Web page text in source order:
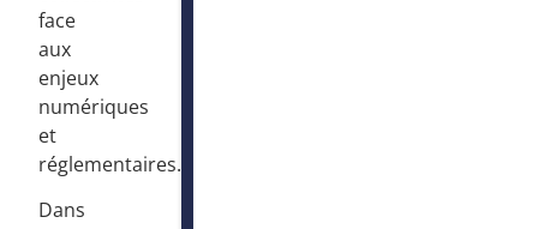
face
aux
enjeux
numériques
et
réglementaires.
Dans